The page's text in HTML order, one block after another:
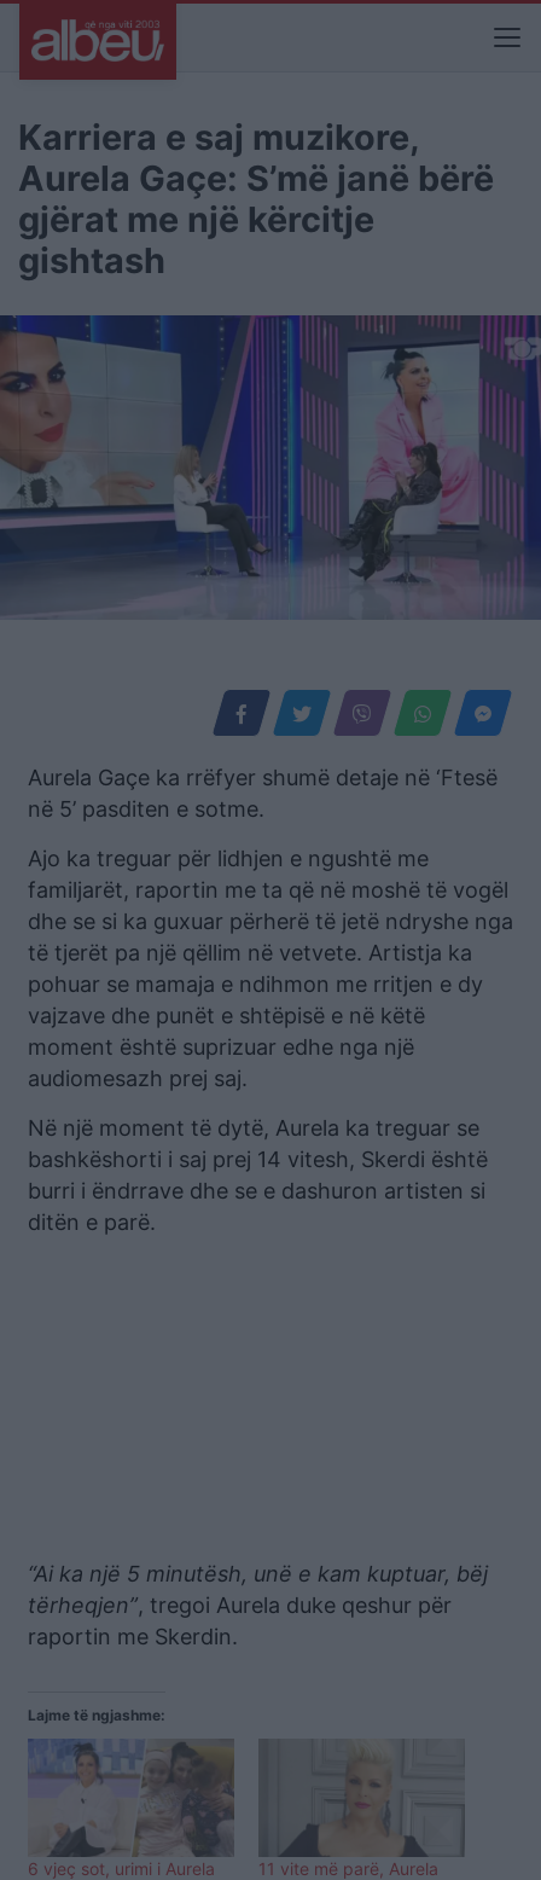
Karriera e saj muzikore,
Aurela Gaçe: S’më janë bërë
gjërat me një kërcitje
gishtash
Aurela Gaçe ka rrëfyer shumë detaje në ‘Ftesë
në 5’ pasditen e sotme.
Ajo ka treguar për lidhjen e ngushtë me
familjarët, raportin me ta që në moshë të vogël
dhe se si ka guxuar përherë të jetë ndryshe nga
të tjerët pa një qëllim në vetvete. Artistja ka
pohuar se mamaja e ndihmon me rritjen e dy
vajzave dhe punët e shtëpisë e në këtë
moment është suprizuar edhe nga një
audiomesazh prej saj.
Në një moment të dytë, Aurela ka treguar se
bashkëshorti i saj prej 14 vitesh, Skerdi është
burri i ëndrrave dhe se e dashuron artisten si
ditën e parë.
“Ai ka një 5 minutësh, unë e kam kuptuar, bëj
tërheqjen”, tregoi Aurela duke qeshur për
raportin me Skerdin.
Lajme të ngjashme:
6 vjeç sot, urimi i Aurela
11 vite më parë, Aurela